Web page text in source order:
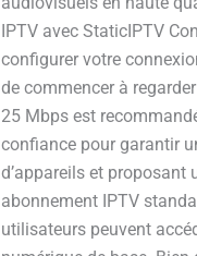
IPTV avec StaticIPTV
configurer votre
de commencer à
25 Mbps est
confiance pour garantir
d’appareils et proposant
abonnement IPTV
utilisateurs peuvent